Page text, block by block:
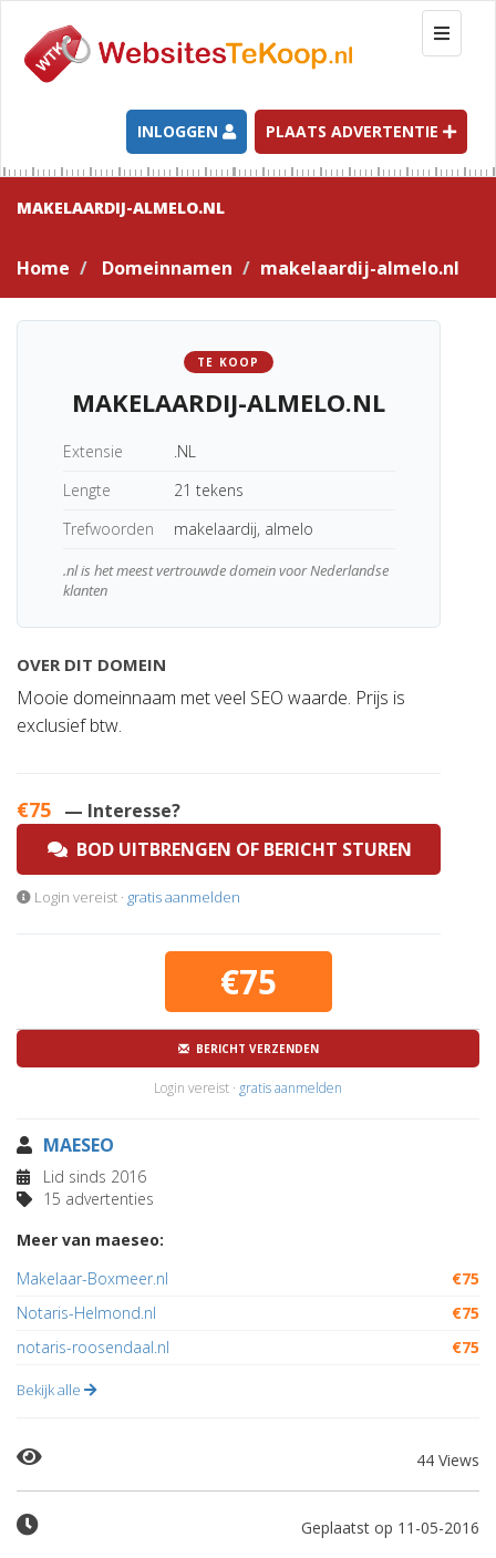
T
o
g
l
e
n
g
a
t
INLOGGEN PLAATS ADVERTENTIE
MAKELAARDIJ-ALMELO.NL
Home Domeinnamen makelaardij-almelo.nl
TE KOOP
MAKELAARDIJ-ALMELO.NL
Extensie
.NL
Lengte
21 tekens
Trefwoorden
makelaardij, almelo
.nl is het meest vertrouwde domein voor Nederlandse
klanten
OVER DIT DOMEIN
Mooie domeinnaam met veel SEO waarde. Prijs is
exclusief btw.
€75 — Interesse?
BOD UITBRENGEN OF BERICHT STUREN
Login vereist · gratis aanmelden
€75
BERICHT VERZENDEN
Login vereist · gratis aanmelden
MAESEO
Lid sinds 2016
15 advertenties
Meer van maeseo:
Makelaar-Boxmeer.nl
€75
Notaris-Helmond.nl
€75
notaris-roosendaal.nl
€75
Bekijk alle
44 Views
Geplaatst op 11-05-2016